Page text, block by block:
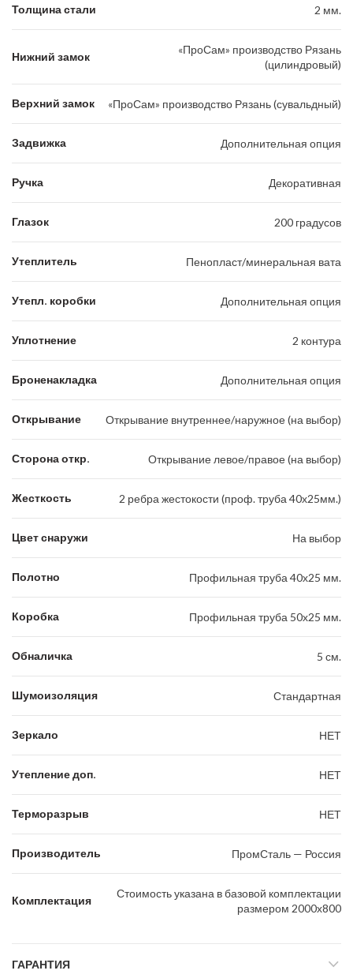
Толщина стали 2 мм.
Нижний замок
«ПроСам» производство Рязань
(цилиндровый)
Верхний замок «ПроСам» производство Рязань (сувальдный)
Задвижка Дополнительная опция
Ручка Декоративная
Глазок 200 градусов
Утеплитель Пенопласт/минеральная вата
Утепл. коробки Дополнительная опция
Уплотнение 2 контура
Броненакладка Дополнительная опция
Открывание Открывание внутреннее/наружное (на выбор)
Сторона откр. Открывание левое/правое (на выбор)
Жесткость 2 ребра жестокости (проф. труба 40х25мм.)
Цвет снаружи На выбор
Полотно Профильная труба 40х25 мм.
Коробка Профильная труба 50х25 мм.
Обналичка 5 см.
Шумоизоляция Стандартная
Зеркало НЕТ
Утепление доп. НЕТ
Терморазрыв НЕТ
Производитель ПромСталь — Россия
Комплектация
Стоимость указана в базовой комплектации
размером 2000х800
ГАРАНТИЯ